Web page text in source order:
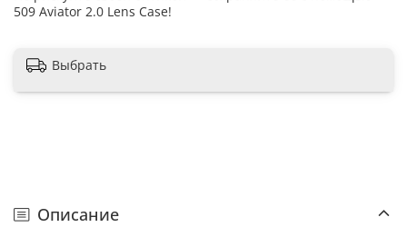
509 Aviator 2.0 Lens Case!
Выбрать
Описание